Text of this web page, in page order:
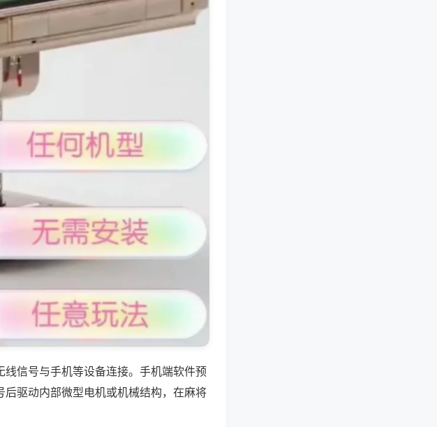
信号与手机等设备连接。手机端软件预
驱动内部微型电机或机械结构，在麻将